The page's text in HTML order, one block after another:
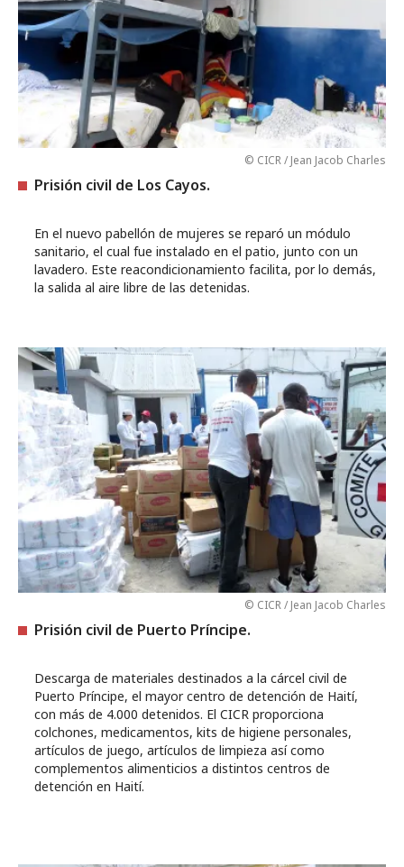
© CICR / Jean Jacob Charles
Prisión civil de Los Cayos.
En el nuevo pabellón de mujeres se reparó un módulo
sanitario, el cual fue instalado en el patio, junto con un
lavadero. Este reacondicionamiento facilita, por lo demás,
la salida al aire libre de las detenidas.
© CICR / Jean Jacob Charles
Prisión civil de Puerto Príncipe.
Descarga de materiales destinados a la cárcel civil de
Puerto Príncipe, el mayor centro de detención de Haití,
con más de 4.000 detenidos. El CICR proporciona
colchones, medicamentos, kits de higiene personales,
artículos de juego, artículos de limpieza así como
complementos alimenticios a distintos centros de
detención en Haití.